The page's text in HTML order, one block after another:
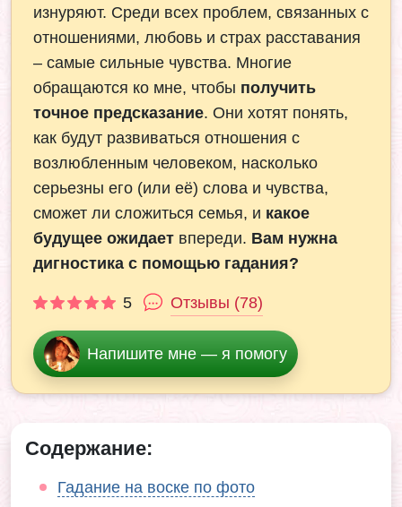
изнуряют. Среди всех проблем, связанных с
отношениями, любовь и страх расставания
– самые сильные чувства. Многие
обращаются ко мне, чтобы получить
точное предсказание. Они хотят понять,
как будут развиваться отношения с
возлюбленным человеком, насколько
серьезны его (или её) слова и чувства,
сможет ли сложиться семья, и какое
будущее ожидает впереди. Вам нужна
дигностика с помощью гадания?
5 Отзывы (78)
Напишите мне — я помогу
Содержание:
Гадание на воске по фото